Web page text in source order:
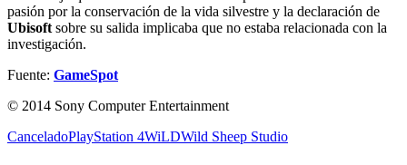
pasión por la conservación de la vida silvestre y la declaración de
Ubisoft sobre su salida implicaba que no estaba relacionada con la
investigación.
Fuente: GameSpot
© 2014 Sony Computer Entertainment
CanceladoPlayStation 4WiLDWild Sheep Studio